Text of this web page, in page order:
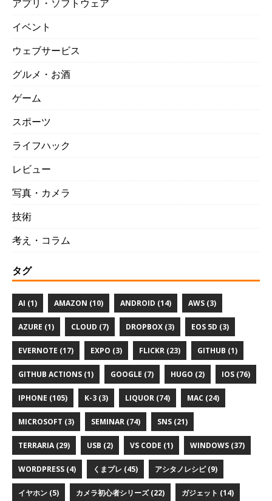
アプリ・ソフトウェア
イベント
ウェブサービス
グルメ・お酒
ゲーム
スポーツ
ライフハック
レビュー
写真・カメラ
技術
考え・コラム
タグ
AI (1) AMAZON (10) ANDROID (14) AWS (3)
AZURE (1) CLOUD (7) DROPBOX (3) EOS 5D (3)
EVERNOTE (17) EXPO (3) FLICKR (23) GITHUB (1)
GITHUB ACTIONS (1) GOOGLE (7) HUGO (2) IOS (76)
IPHONE (105) K-3 (3) LIQUOR (74) MAC (24)
MICROSOFT (3) SEMINAR (74) SNS (21)
TERRARIA (29) USB (2) VS CODE (1) WINDOWS (37)
WORDPRESS (4) くまプレ (45) アシタノレシピ (9)
イヤホン (5) カメラ初心者シリーズ (22) ガジェット (14)